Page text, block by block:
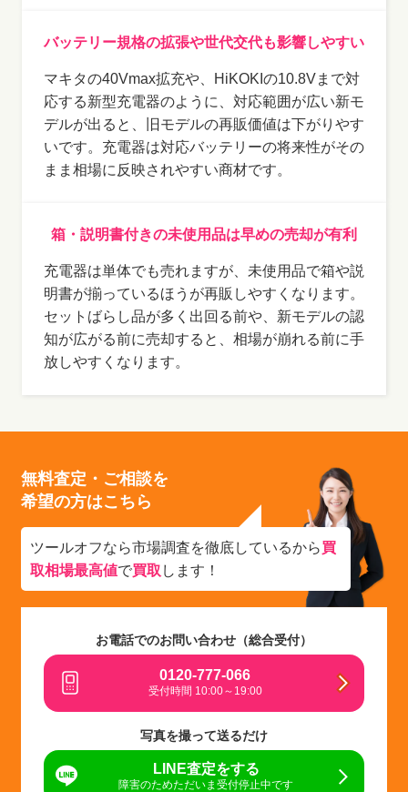
バッテリー規格の拡張や世代交代も影響しやすい
マキタの40Vmax拡充や、HiKOKIの10.8Vまで対
応する新型充電器のように、対応範囲が広い新モ
デルが出ると、旧モデルの再販価値は下がりやす
いです。充電器は対応バッテリーの将来性がその
まま相場に反映されやすい商材です。
箱・説明書付きの未使用品は早めの売却が有利
充電器は単体でも売れますが、未使用品で箱や説
明書が揃っているほうが再販しやすくなります。
セットばらし品が多く出回る前や、新モデルの認
知が広がる前に売却すると、相場が崩れる前に手
放しやすくなります。
無料査定・ご相談を
希望の方はこちら
ツールオフなら市場調査を徹底しているから買
取相場最高値で買取 します！
お電話でのお問い合わせ（総合受付）
0120-777-066
受付時間 10:00～19:00
写真を撮って送るだけ
LINE査定をする
障害のためただいま受付停止中です